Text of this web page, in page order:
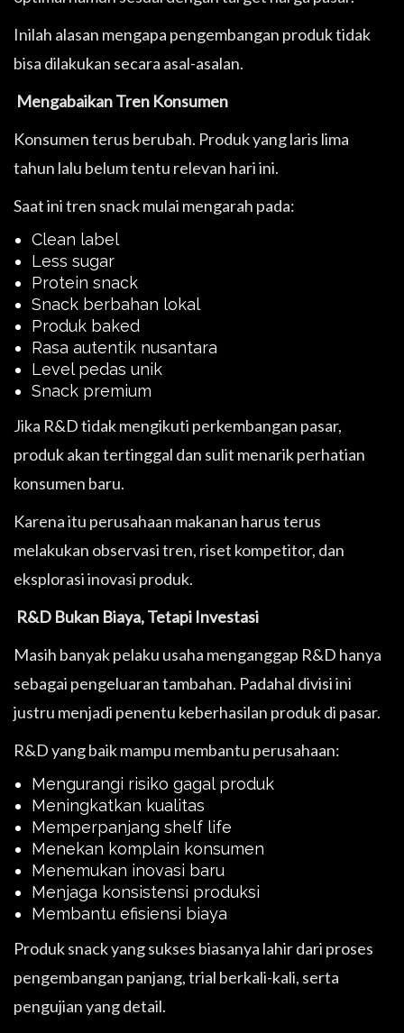
Inilah alasan mengapa pengembangan produk tidak
bisa dilakukan secara asal-asalan.
Mengabaikan Tren Konsumen
Konsumen terus berubah. Produk yang laris lima
tahun lalu belum tentu relevan hari ini.
Saat ini tren snack mulai mengarah pada:
Clean label
Less sugar
Protein snack
Snack berbahan lokal
Produk baked
Rasa autentik nusantara
Level pedas unik
Snack premium
Jika R&D tidak mengikuti perkembangan pasar,
produk akan tertinggal dan sulit menarik perhatian
konsumen baru.
Karena itu perusahaan makanan harus terus
melakukan observasi tren, riset kompetitor, dan
eksplorasi inovasi produk.
R&D Bukan Biaya, Tetapi Investasi
Masih banyak pelaku usaha menganggap R&D hanya
sebagai pengeluaran tambahan. Padahal divisi ini
justru menjadi penentu keberhasilan produk di pasar.
R&D yang baik mampu membantu perusahaan:
Mengurangi risiko gagal produk
Meningkatkan kualitas
Memperpanjang shelf life
Menekan komplain konsumen
Menemukan inovasi baru
Menjaga konsistensi produksi
Membantu efisiensi biaya
Produk snack yang sukses biasanya lahir dari proses
pengembangan panjang, trial berkali-kali, serta
pengujian yang detail.